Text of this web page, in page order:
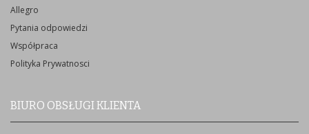
Allegro
Pytania odpowiedzi
Współpraca
Polityka Prywatnosci
BIURO OBSŁUGI KLIENTA